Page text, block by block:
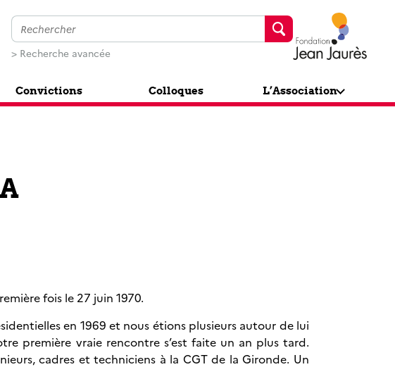
> Recherche avancée
Fondation
Convictions Colloques L’Association
fois le 27 juin 1970.
en 1969 et nous étions plusieurs autour de lui
première vraie rencontre s’est faite un an plus tard.
cadres et techniciens à la CGT de la Gironde. Un